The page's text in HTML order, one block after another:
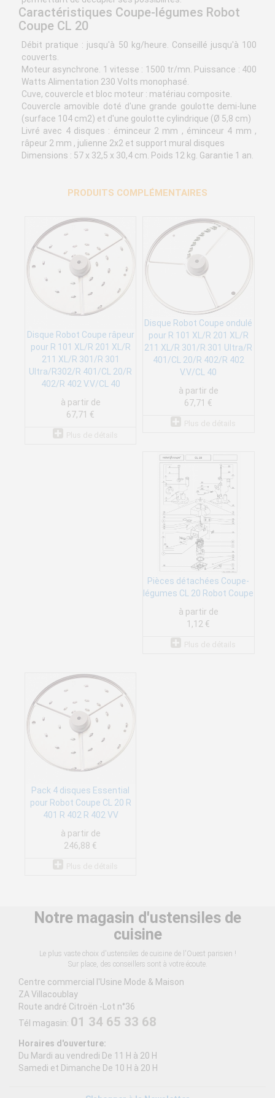
Caractéristiques Coupe-légumes Robot
Coupe CL 20
Débit pratique : jusqu'à 50 kg/heure. Conseillé jusqu'à 100
couverts.
Moteur asynchrone. 1 vitesse : 1500 tr/mn. Puissance : 400
Watts Alimentation 230 Volts monophasé.
Cuve, couvercle et bloc moteur : matériau composite.
Couvercle amovible doté d'une grande goulotte demi-lune
(surface 104 cm2) et d'une goulotte cylindrique (Ø 5,8 cm)
Livré avec 4 disques : éminceur 2 mm , éminceur 4 mm ,
râpeur 2 mm , julienne 2x2 et support mural disques
Dimensions : 57 x 32,5 x 30,4 cm. Poids 12 kg. Garantie 1 an.
PRODUITS COMPLÉMENTAIRES
Disque Robot Coupe râpeur
pour R 101 XL/R 201 XL/R
211 XL/R 301/R 301
Ultra/R302/R 401/CL 20/R
402/R 402 V.V/CL 40
à partir de
67,71 €
Disque Robot Coupe ondulé
pour R 101 XL/R 201 XL/R
211 XL/R 301/R 301 Ultra/R
401/CL 20/R 402/R 402
V.V/CL 40
à partir de
67,71 €
Pièces détachées Coupe-
légumes CL 20 Robot Coupe
à partir de
1,12 €
Pack 4 disques Essential
pour Robot Coupe CL 20 R
401 R 402 R 402 VV
à partir de
246,88 €
Notre magasin d'ustensiles de
cuisine
Le plus vaste choix d'ustensiles de cuisine de l'Ouest parisien !
Sur place, des conseillers sont à votre écoute.
Centre commercial l'Usine Mode & Maison
ZA Villacoublay
Route andré Citroën -Lot n°36
Tél magasin: 01 34 65 33 68
Horaires d'ouverture:
Du Mardi au vendredi De 11 H à 20 H
Samedi et Dimanche De 10 H à 20 H